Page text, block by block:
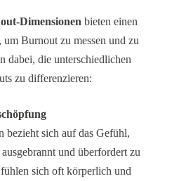
Dimensionen bieten einen
Burnout zu messen und zu
dabei, die unterschiedlichen
zu differenzieren:
bezieht sich auf das Gefühl,
und überfordert zu
sich oft körperlich und